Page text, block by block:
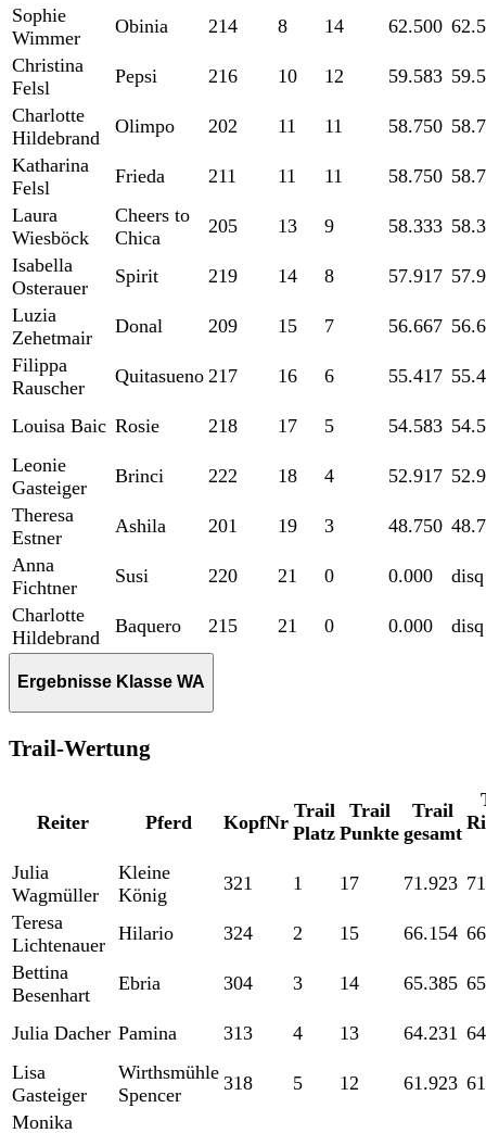
Sophie
Wimmer
Obinia 214 8 14 62.500
Christina
Felsl
Pepsi 216 10 12 59.583
Charlotte
Hildebrand
Olimpo 202 11 11 58.750
Katharina
Felsl
Frieda 211 11 11 58.750
Laura
Wiesböck
Cheers to
Chica
205 13 9 58.333
Isabella
Osterauer
Spirit 219 14 8 57.917
Luzia
Zehetmair
Donal 209 15 7 56.667
Filippa
Rauscher
Quitasueno 217 16 6 55.417
Louisa Baic Rosie 218 17 5 54.583
Leonie
Gasteiger
Brinci 222 18 4 52.917
Theresa
Estner
Ashila 201 19 3 48.750
Anna
Fichtner
Susi 220 21 0 0.000
disq
Charlotte
Hildebrand
Baquero 215 21 0 0.000 disq
Ergebnisse Klasse WA
Trail-Wertung
Reiter Pferd KopfNr
Trail
Platz
Trail
Punkte
Trail
gesamt
Julia
Wagmüller
Kleine
König
321 1 17 71.923
Teresa
Lichtenauer
Hilario 324 2 15 66.154
Bettina
Besenhart
Ebria 304 3 14 65.385
Julia Dacher Pamina 313 4 13 64.231
Lisa
Gasteiger
Wirthsmühle
Spencer
318 5 12 61.923
Monika